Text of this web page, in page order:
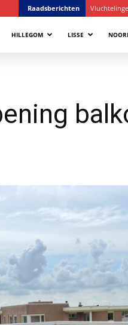
Raadsberichten
HILLEGOM LISSE